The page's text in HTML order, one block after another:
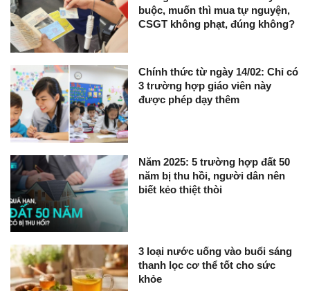
buộc, muốn thì mua tự nguyện,
CSGT không phạt, đúng không?
Chính thức từ ngày 14/02: Chỉ có
3 trường hợp giáo viên này
được phép dạy thêm
Năm 2025: 5 trường hợp đất 50
năm bị thu hồi, người dân nên
biết kẻo thiệt thòi
3 loại nước uống vào buổi sáng
thanh lọc cơ thể tốt cho sức
khỏe